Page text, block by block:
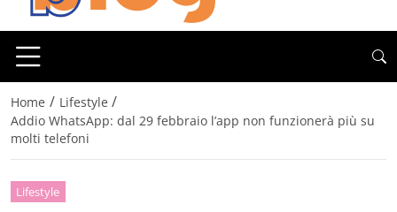
Home / Lifestyle /
Addio WhatsApp: dal 29 febbraio l’app non funzionerà più su
molti telefoni
Lifestyle